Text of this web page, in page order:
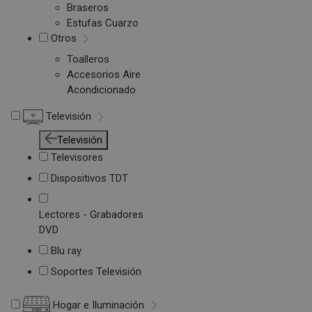
Braseros
Estufas Cuarzo
Otros
Toalleros
Accesorios Aire
Acondicionado
Televisión
Televisión
Televisores
Dispositivos TDT
Lectores - Grabadores
DVD
Blu ray
Soportes Televisión
Hogar e Iluminación